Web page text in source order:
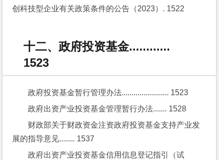
创科技型企业有关政策条件的公告（2023）. 1522
十二、政府投资基金............
1523
政府投资基金暂行管理办法........................ 1523
政府出资产业投资基金管理暂行办法....... 1528
财政部关于财政资金注资政府投资基金支持产业发
展的指导意见........ 1537
政府出资产业投资基金信用信息登记指引（试